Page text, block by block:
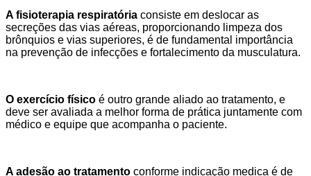
A fisioterapia respiratória consiste em deslocar as
secreções das vias aéreas, proporcionando limpeza dos
brônquios e vias superiores, é de fundamental importância
na prevenção de infecções e fortalecimento da musculatura.
O exercício físico é outro grande aliado ao tratamento, e
deve ser avaliada a melhor forma de prática juntamente com
médico e equipe que acompanha o paciente.
A adesão ao tratamento conforme indicação medica é de